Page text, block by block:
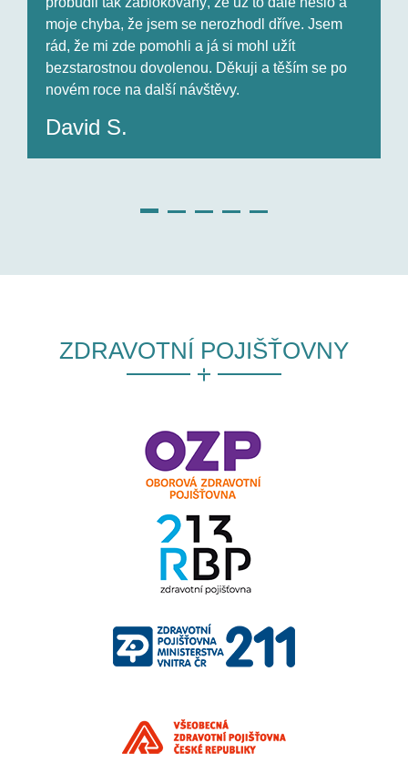
moje chyba, že jsem se nerozhodl dříve. Jsem
rád, že mi zde pomohli a já si mohl užít
bezstarostnou dovolenou. Děkuji a těším se po
novém roce na další návštěvy.
David S.
ZDRAVOTNÍ POJIŠŤOVNY